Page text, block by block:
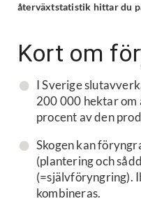
återväxtstatistik hittar du
Kort om
I Sverige
200 000 hektar om
procent av den
Skogen kan
(plantering och
(=självföryngring).
kombineras.